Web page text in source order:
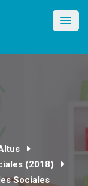
(2018)
Sociales